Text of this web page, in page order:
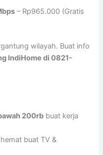
– Rp965.000 (Gratis
wilayah. Buat info
IndiHome di 0821-
200rb buat kerja
buat TV &